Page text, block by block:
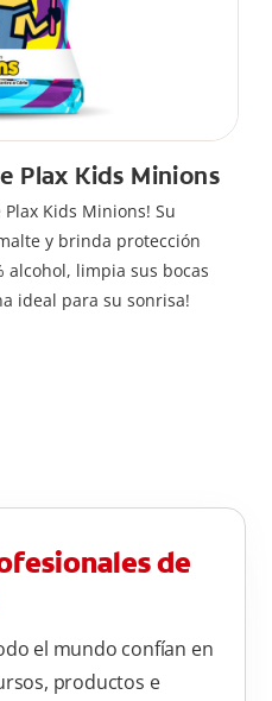
Plax Kids Minions
Kids Minions! Su
y brinda protección
alcohol, limpia sus bocas
ideal para su sonrisa!
de
el mundo confían en
productos e